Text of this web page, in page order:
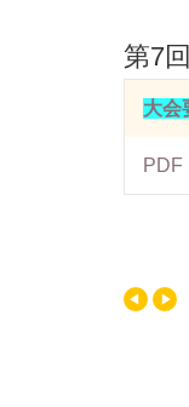
第7
大会
PDF